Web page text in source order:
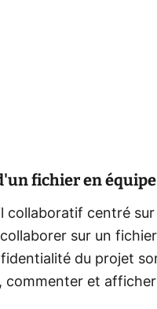
fichier en équipe
collaboratif centré
sur un
du projet
commenter et